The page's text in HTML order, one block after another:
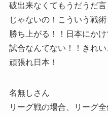
破出来なくてもうだうだ
じゃないの！こういう戦
勝ち上がる！！日本にか
試合なんてない！！きれい
頑張れ日本！
名無しさん
リーグ戦の場合、リーグ